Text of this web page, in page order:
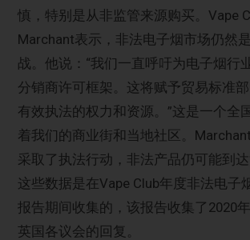
慎，特别是从非监管来源购买。Vape
Marchant表示，非法电子烟市场仍然
战。他说：“我们一直呼吁为电子烟行
分销商许可框架。这将赋予贸易标准
有效执法的权力和资源。”这是一个全
着我们的商业街和当地社区。
采取了执法行动，非法产品仍可能到达
这些数据是在Vape Club年度非法电子
报告期间收集的，该报告收集了2020
英国各议会的回复。